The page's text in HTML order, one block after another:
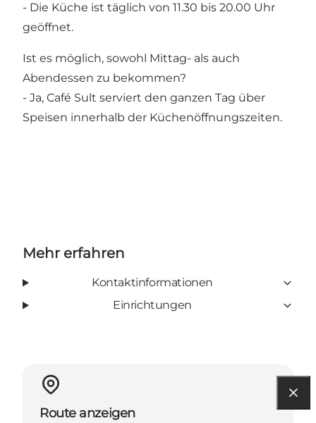
- Die Küche ist täglich von 11.30 bis 20.00 Uhr
geöffnet.
Ist es möglich, sowohl Mittag- als auch
Abendessen zu bekommen?
- Ja, Café Sult serviert den ganzen Tag über
Speisen innerhalb der Küchenöffnungszeiten.
Mehr erfahren
Kontaktinformationen
Einrichtungen
Route anzeigen